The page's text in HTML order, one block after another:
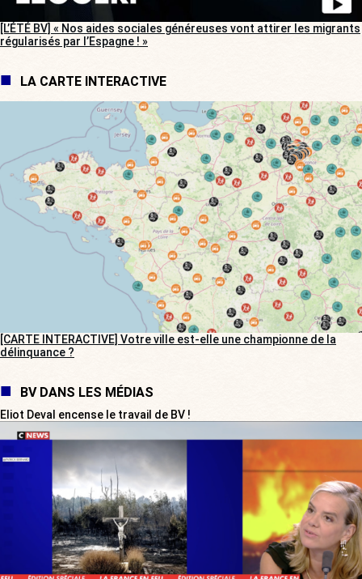
[L’ÉTÉ BV] « Nos aides sociales généreuses vont attirer les migrants
régularisés par l’Espagne ! »
LA CARTE INTERACTIVE
[CARTE INTERACTIVE] Votre ville est-elle une championne de la
délinquance ?
BV DANS LES MÉDIAS
Eliot Deval encense le travail de BV !